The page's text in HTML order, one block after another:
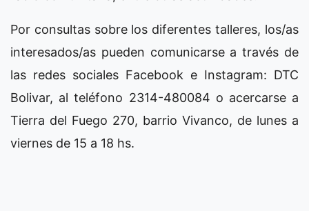
Por consultas sobre los diferentes talleres, los/as
interesados/as pueden comunicarse a través de
las redes sociales Facebook e Instagram: DTC
Bolivar, al teléfono 2314-480084 o acercarse a
Tierra del Fuego 270, barrio Vivanco, de lunes a
viernes de 15 a 18 hs.